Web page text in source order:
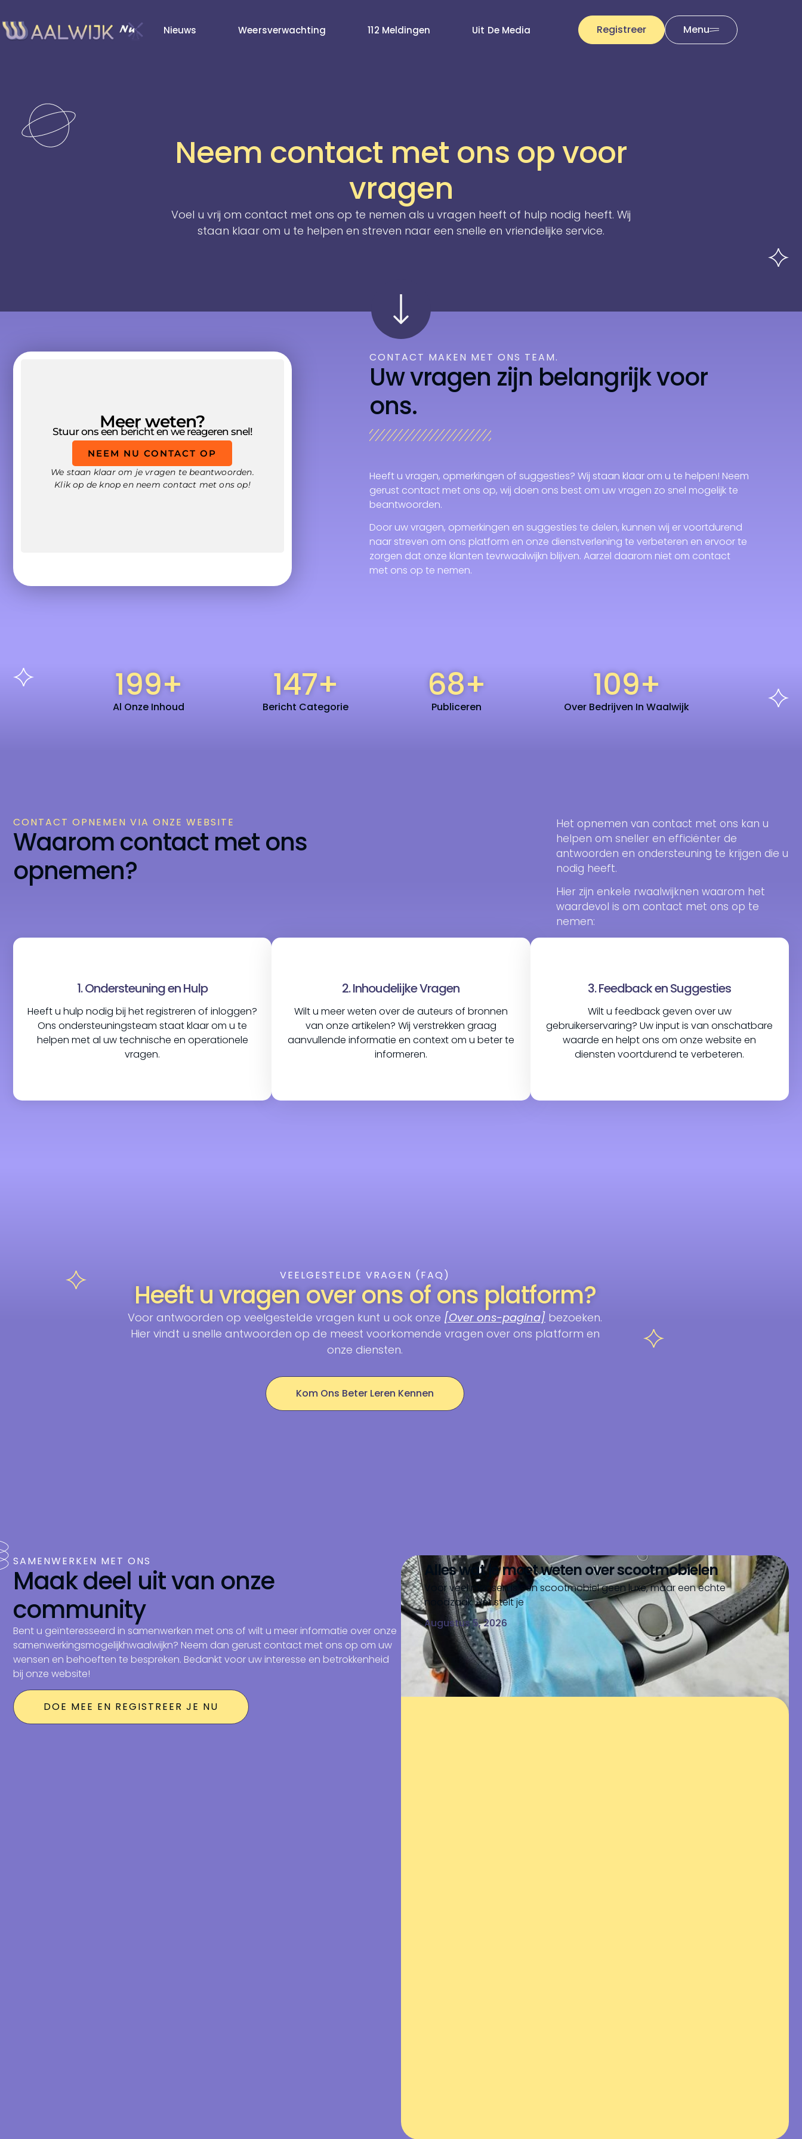
Nieuws Weersverwachting 112 Meldingen Uit De Media Registreer Menu
Neem contact met ons op voor
vragen
Voel u vrij om contact met ons op te nemen als u vragen heeft of hulp nodig heeft. Wij
staan klaar om u te helpen en streven naar een snelle en vriendelijke service.
Meer weten?
Stuur ons een bericht en we reageren snel!
NEEM NU CONTACT OP
We staan klaar om je vragen te beantwoorden.
Klik op de knop en neem contact met ons op!
CONTACT MAKEN MET ONS TEAM.
Uw vragen zijn belangrijk voor
ons.
Heeft u vragen, opmerkingen of suggesties? Wij staan ​​klaar om u te helpen! Neem
gerust contact met ons op, wij doen ons best om uw vragen zo snel mogelijk te
beantwoorden.
Door uw vragen, opmerkingen en suggesties te delen, kunnen wij er voortdurend
naar streven om ons platform en onze dienstverlening te verbeteren en ervoor te
zorgen dat onze klanten tevrwaalwijkn blijven. Aarzel daarom niet om contact
met ons op te nemen.
Al Onze Inhoud
199+
Bericht Categorie
147+
Publiceren
68+
Over Bedrijven In Waalwijk
109+
CONTACT OPNEMEN VIA ONZE WEBSITE
Waarom contact met ons
opnemen?
Het opnemen van contact met ons kan u
helpen om sneller en efficiënter de
antwoorden en ondersteuning te krijgen die u
nodig heeft.
Hier zijn enkele rwaalwijknen waarom het
waardevol is om contact met ons op te
nemen:
1. Ondersteuning en Hulp
Heeft u hulp nodig bij het registreren of inloggen?
Ons ondersteuningsteam staat klaar om u te
helpen met al uw technische en operationele
vragen.
2. Inhoudelijke Vragen
Wilt u meer weten over de auteurs of bronnen
van onze artikelen? Wij verstrekken graag
aanvullende informatie en context om u beter te
informeren.
3. Feedback en Suggesties
Wilt u feedback geven over uw
gebruikerservaring? Uw input is van onschatbare
waarde en helpt ons om onze website en
diensten voortdurend te verbeteren.
VEELGESTELDE VRAGEN (FAQ)
Heeft u vragen over ons of ons platform?
Voor antwoorden op veelgestelde vragen kunt u ook onze [Over ons-pagina] bezoeken.
Hier vindt u snelle antwoorden op de meest voorkomende vragen over ons platform en
onze diensten.
Kom Ons Beter Leren Kennen
SAMENWERKEN MET ONS
Maak deel uit van onze
community
Bent u geïnteresseerd in samenwerken met ons of wilt u meer informatie over onze
samenwerkingsmogelijkhwaalwijkn? Neem dan gerust contact met ons op om uw
wensen en behoeften te bespreken. Bedankt voor uw interesse en betrokkenheid
bij onze website!
DOE MEE EN REGISTREER JE NU
Alles wat je moet weten over scootmobielen
Voor veel mensen is een scootmobiel geen luxe, maar een echte
noodzaak. Het stelt je
Augustus 5, 2026